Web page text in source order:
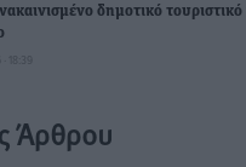
δημοτικό
18:39
Άρθρου